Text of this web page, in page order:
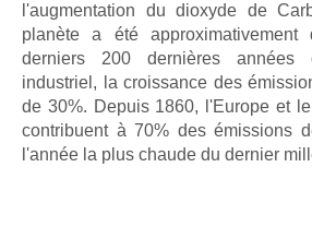
l'augmentation du dioxyde de
planète a été
derniers 200 dernières années
industriel, la croissance des
de 30%. Depuis 1860, l'Europe et
contribuent à 70% des émissions
l'année la plus chaude du dernier